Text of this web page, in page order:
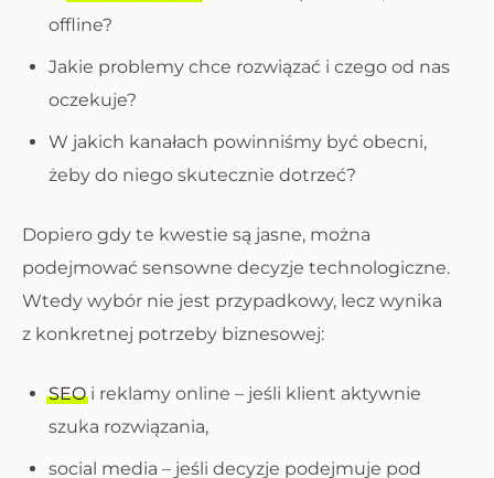
offline?
Jakie problemy chce rozwiązać i czego od nas
oczekuje?
W jakich kanałach powinniśmy być obecni,
żeby do niego skutecznie dotrzeć?
Dopiero gdy te kwestie są jasne, można
podejmować sensowne decyzje technologiczne.
Wtedy wybór nie jest przypadkowy, lecz wynika
z konkretnej potrzeby biznesowej:
SEOi reklamy online – jeśli klient aktywnie
szuka rozwiązania,
social media – jeśli decyzje podejmuje pod